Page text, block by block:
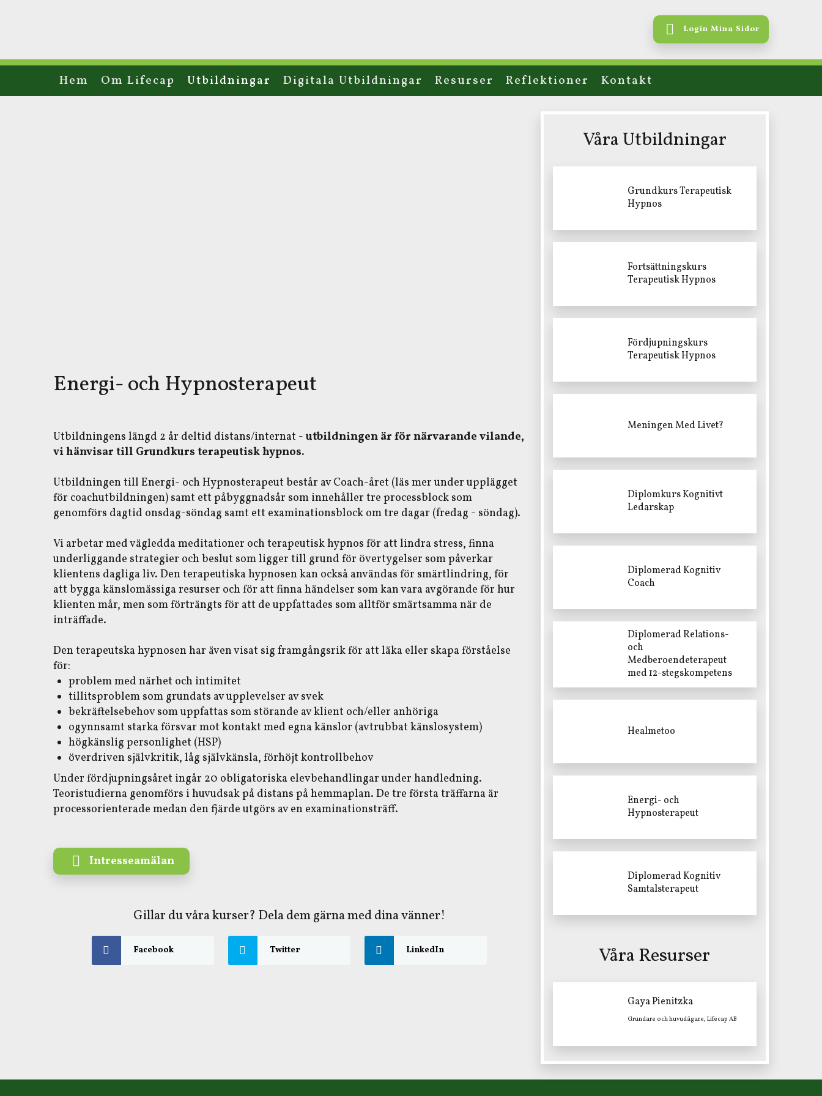
Login Mina Sidor
Hem Om Lifecap Utbildningar Digitala Utbildningar Resurser Reflektioner Kontakt
Energi- och Hypnosterapeut
Utbildningens längd 2 år deltid distans/internat - utbildningen är för närvarande vilande,
vi hänvisar till Grundkurs terapeutisk hypnos.
Utbildningen till Energi- och Hypnosterapeut består av Coach-året (läs mer under upplägget
för coachutbildningen) samt ett påbyggnadsår som innehåller tre processblock som
genomförs dagtid onsdag-söndag samt ett examinationsblock om tre dagar (fredag - söndag).
Vi arbetar med vägledda meditationer och terapeutisk hypnos för att lindra stress, finna
underliggande strategier och beslut som ligger till grund för övertygelser som påverkar
klientens dagliga liv. Den terapeutiska hypnosen kan också användas för smärtlindring, för
att bygga känslomässiga resurser och för att finna händelser som kan vara avgörande för hur
klienten mår, men som förträngts för att de uppfattades som alltför smärtsamma när de
inträffade.
Den terapeutska hypnosen har även visat sig framgångsrik för att läka eller skapa förståelse
för:
problem med närhet och intimitet
tillitsproblem som grundats av upplevelser av svek
bekräftelsebehov som uppfattas som störande av klient och/eller anhöriga
ogynnsamt starka försvar mot kontakt med egna känslor (avtrubbat känslosystem)
högkänslig personlighet (HSP)
överdriven självkritik, låg självkänsla, förhöjt kontrollbehov
Under fördjupningsåret ingår 20 obligatoriska elevbehandlingar under handledning.
Teoristudierna genomförs i huvudsak på distans på hemmaplan. De tre första träffarna är
processorienterade medan den fjärde utgörs av en examinationsträff.
Intresseamälan
Gillar du våra kurser? Dela dem gärna med dina vänner!
Facebook Twitter LinkedIn
Våra Utbildningar
Grundkurs Terapeutisk
Hypnos
Fortsättningskurs
Terapeutisk Hypnos
Fördjupningskurs
Terapeutisk Hypnos
Meningen Med Livet?
Diplomkurs Kognitivt
Ledarskap
Diplomerad Kognitiv
Coach
Diplomerad Relations-
och
Medberoendeterapeut
med 12-stegskompetens
Healmetoo
Energi- och
Hypnosterapeut
Diplomerad Kognitiv
Samtalsterapeut
Våra Resurser
Gaya Pienitzka
Grundare och huvudägare, Lifecap AB